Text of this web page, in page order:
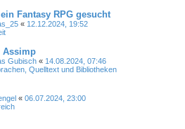
Fantasy RPG gesucht
« 12.12.2024, 19:52
Assimp
Gubisch « 14.08.2024, 07:46
Quelltext und Bibliotheken
« 06.07.2024, 23:00